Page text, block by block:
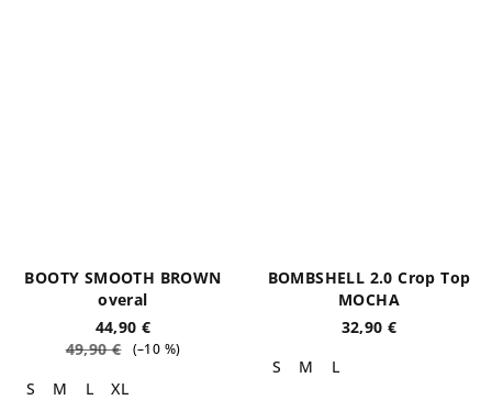
BOOTY SMOOTH BROWN
overal
44,90 €
49,90 €
(–10 %)
S M L XL
BOMBSHELL 2.0 Crop Top
MOCHA
32,90 €
S
M L